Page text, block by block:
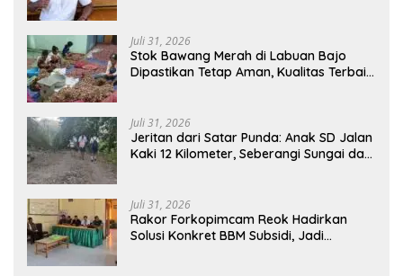
Juli 31, 2026
Stok Bawang Merah di Labuan Bajo
Dipastikan Tetap Aman, Kualitas Terbaik
Juli 31, 2026
Jeritan dari Satar Punda: Anak SD Jalan
Kaki 12 Kilometer, Seberangi Sungai dan
Juli 31, 2026
Rakor Forkopimcam Reok Hadirkan
Solusi Konkret BBM Subsidi, Jadi